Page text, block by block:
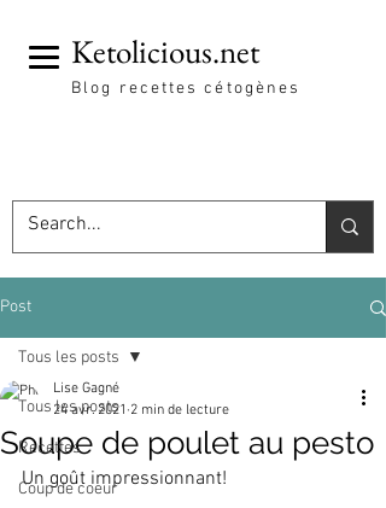
Ketolicious.net
Blog recettes cétogènes
Post
Tous les posts
Recettes
Coup de coeur
Tous les posts
Soupe de poulet au pesto
Lise Gagné
24 avr. 2021 2 min de lecture
Un goût impressionnant!